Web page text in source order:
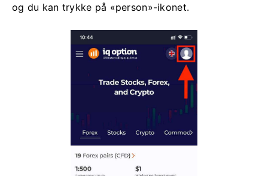
og du kan trykke på «person»-ikonet.